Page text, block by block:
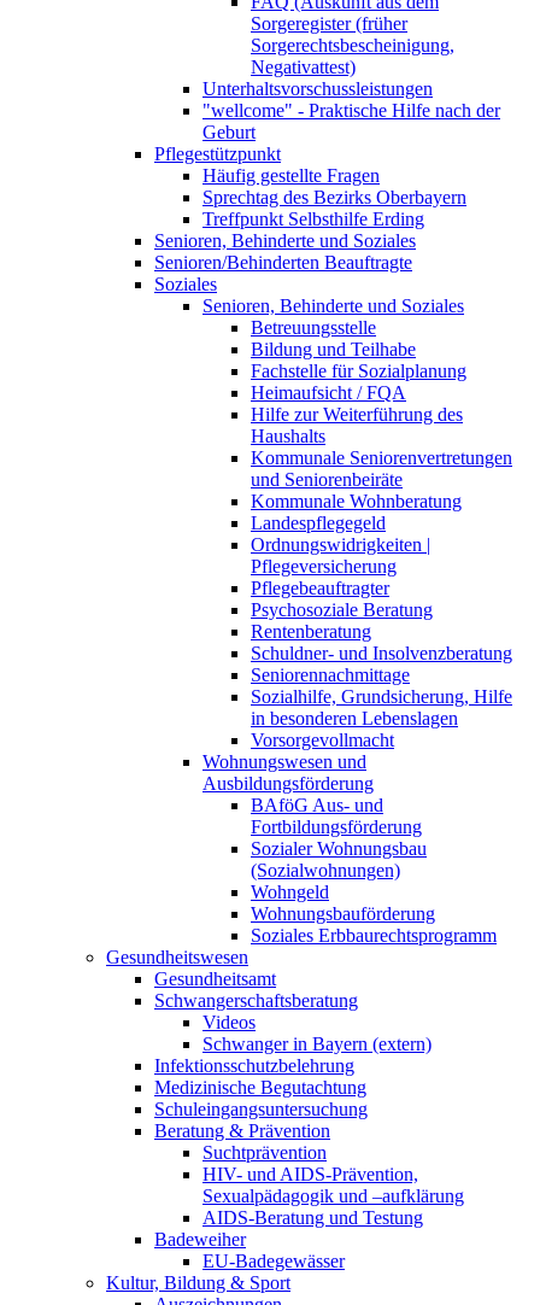
Sorgeregister (früher
Sorgerechtsbescheinigung,
Negativattest)
Unterhaltsvorschussleistungen
"wellcome" - Praktische Hilfe nach der
Geburt
Pflegestützpunkt
Häufig gestellte Fragen
Sprechtag des Bezirks Oberbayern
Treffpunkt Selbsthilfe Erding
Senioren, Behinderte und Soziales
Senioren/Behinderten Beauftragte
Soziales
Senioren, Behinderte und Soziales
Betreuungsstelle
Bildung und Teilhabe
Fachstelle für Sozialplanung
Heimaufsicht / FQA
Hilfe zur Weiterführung des
Haushalts
Kommunale Seniorenvertretungen
und Seniorenbeiräte
Kommunale Wohnberatung
Landespflegegeld
Ordnungswidrigkeiten |
Pflegeversicherung
Pflegebeauftragter
Psychosoziale Beratung
Rentenberatung
Schuldner- und Insolvenzberatung
Seniorennachmittage
Sozialhilfe, Grundsicherung, Hilfe
in besonderen Lebenslagen
Vorsorgevollmacht
Wohnungswesen und
Ausbildungsförderung
BAföG Aus- und
Fortbildungsförderung
Sozialer Wohnungsbau
(Sozialwohnungen)
Wohngeld
Wohnungsbauförderung
Soziales Erbbaurechtsprogramm
Gesundheitswesen
Gesundheitsamt
Schwangerschaftsberatung
Videos
Schwanger in Bayern (extern)
Infektionsschutzbelehrung
Medizinische Begutachtung
Schuleingangsuntersuchung
Beratung & Prävention
Suchtprävention
HIV- und AIDS-Prävention,
Sexualpädagogik und –aufklärung
AIDS-Beratung und Testung
Badeweiher
EU-Badegewässer
Kultur, Bildung & Sport